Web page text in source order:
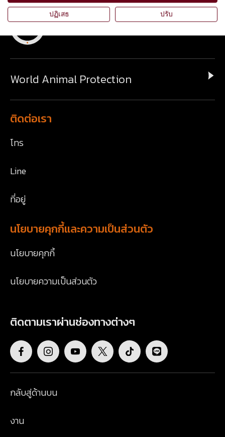
World Animal Protection
ติดต่อเรา
โทร
Line
ที่อยู่
นโยบายคุกกี้และความเป็นส่วนตัว
นโยบายคุกกี้
นโยบายความเป็นส่วนตัว
ติดตามเราผ่านช่องทางต่างๆ
กลับสู่ด้านบน
งาน
ปฏิเสธ ปรับ